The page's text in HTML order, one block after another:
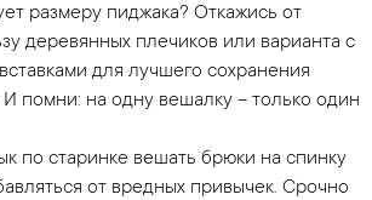
размеру пиджака? Откажись от
деревянных плечиков или варианта с
для лучшего сохранения
помни: на одну вешалку – только один
по старинке вешать брюки на спинку
от вредных привычек. Срочно